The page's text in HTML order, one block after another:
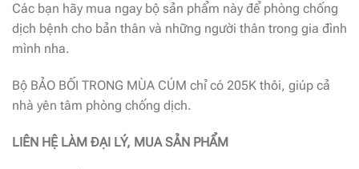
Các bạn hãy mua ngay bộ sản phẩm này để phòng chống
dịch bệnh cho bản thân và những người thân trong gia đình
mình nha.
Bộ BẢO BỐI TRONG MÙA CÚM chỉ có 205K thôi, giúp cả
nhà yên tâm phòng chống dịch.
LIÊN HỆ LÀM ĐẠI LÝ, MUA SẢN PHẨM